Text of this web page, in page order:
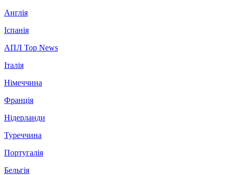
Англія
Іспанія
АПЛ Top News
Італія
Німеччина
Франція
Нідерланди
Туреччина
Португалія
Бельгія